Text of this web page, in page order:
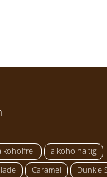
alkoholhaltig
Caramel
Dunkle